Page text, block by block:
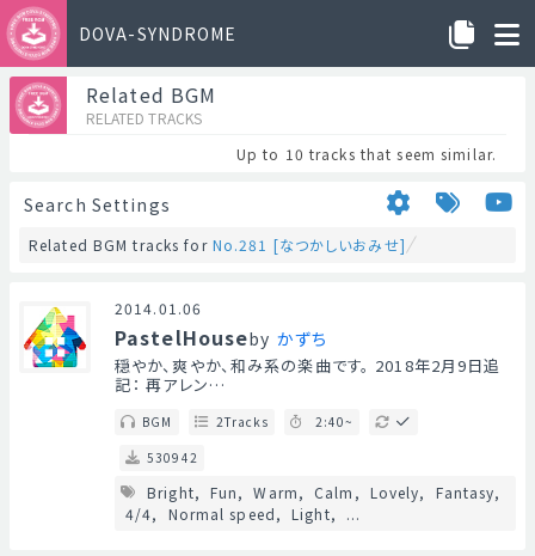
DOVA-SYNDROME
Related BGM
RELATED TRACKS
Up to 10 tracks that seem similar.
Search Settings
Related BGM tracks for No.281 [なつかしいおみせ]
2014.01.06
PastelHouseby かずち
穏やか、爽やか、和み系の楽曲です。 2018年2月9日追
記： 再アレン…
BGM 2Tracks
2:40~
530942
Bright Fun Warm Calm Lovely
Fantasy
4/4
Normal speed Light ...